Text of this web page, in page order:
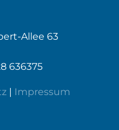
Allee 63
636375
| Impressum